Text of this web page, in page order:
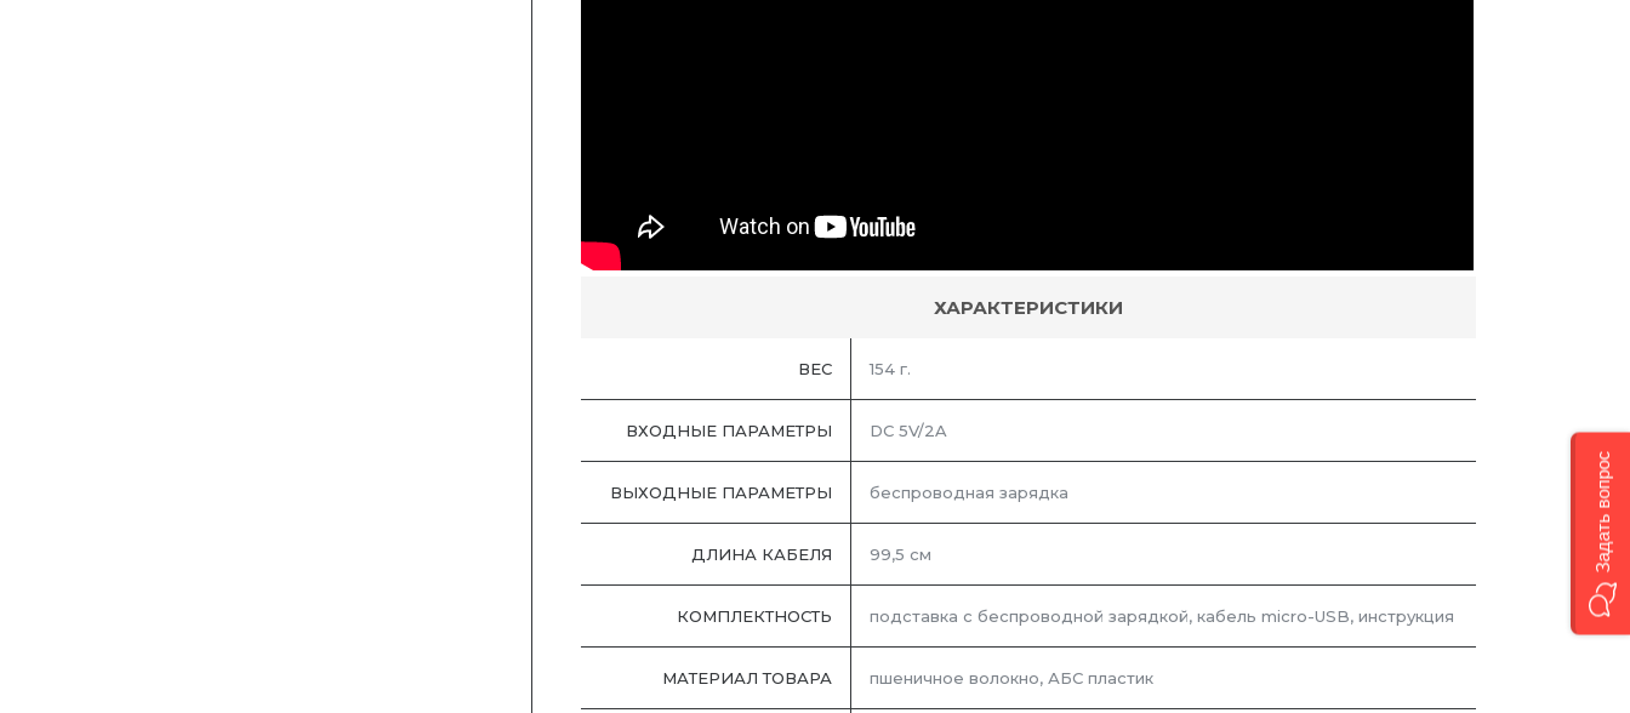
ХАРАКТЕРИСТИКИ
ВЕС 154 г.
ВХОДНЫЕ ПАРАМЕТРЫ DC 5V/2A
ВЫХОДНЫЕ ПАРАМЕТРЫ беспроводная зарядка
ДЛИНА КАБЕЛЯ 99,5 см
КОМПЛЕКТНОСТЬ подставка с беспроводной зарядкой, кабель micro-USB, инструкция
МАТЕРИАЛ ТОВАРА пшеничное волокно, АБС пластик
Задать вопрос